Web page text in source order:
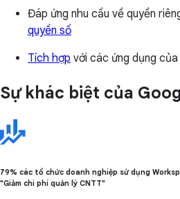
Đáp ứng nhu cầu về quyền
quyền số
Tích hợp với các ứng dụng
Sự khác biệt của
79% các tổ chức doanh nghiệp sử dụng
"Giảm chi phí quản lý CNTT"